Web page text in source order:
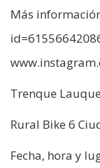
Más
Trenque
Rural Bike 6
Fecha, hora y